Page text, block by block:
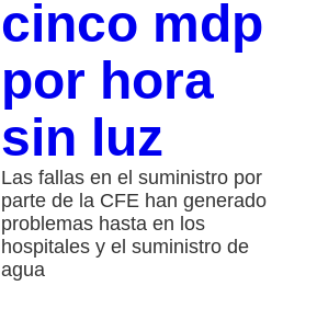
cinco mdp
por hora
sin luz
Las fallas en el suministro por
parte de la CFE han generado
problemas hasta en los
hospitales y el suministro de
agua